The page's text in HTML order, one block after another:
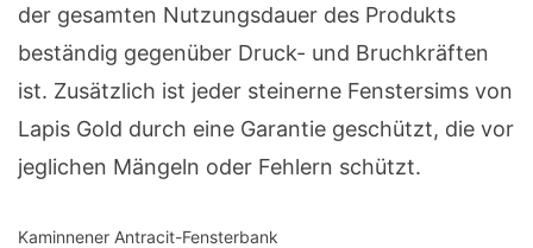
der gesamten Nutzungsdauer des Produkts
beständig gegenüber Druck- und Bruchkräften
ist. Zusätzlich ist jeder steinerne Fenstersims von
Lapis Gold durch eine Garantie geschützt, die vor
jeglichen Mängeln oder Fehlern schützt.
Kaminnener Antracit-Fensterbank